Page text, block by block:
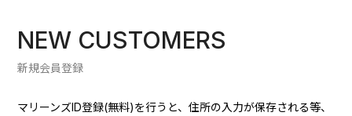
NEW CUSTOMERS
新規会員登録
マリーンズID登録(無料)を行うと、住所の入力が保存される等、